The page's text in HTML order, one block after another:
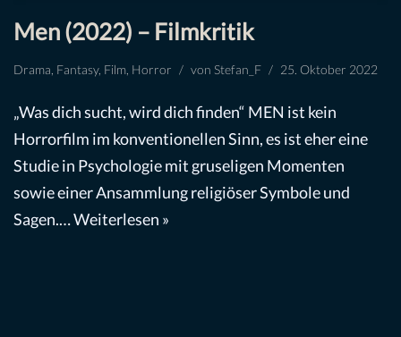
Men (2022) – Filmkritik
Drama, Fantasy, Film, Horror von Stefan_F 25. Oktober 2022
„Was dich sucht, wird dich finden“ MEN ist kein
Horrorfilm im konventionellen Sinn, es ist eher eine
Studie in Psychologie mit gruseligen Momenten
sowie einer Ansammlung religiöser Symbole und
Sagen.…Weiterlesen »